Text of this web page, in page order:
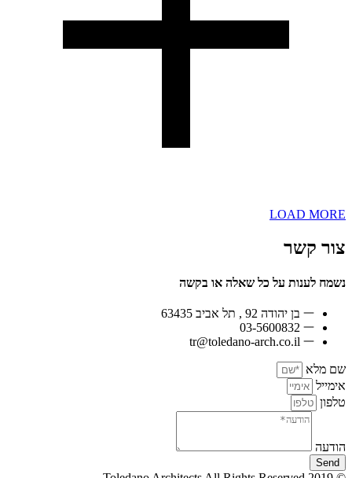
LOAD MORE
צור קשר
נשמח לענות על כל שאלה או בקשה
בן יהודה 92 , תל אביב 63435
03-5600832
tr@toledano-arch.co.il
שם מלא
אימייל
טלפון
הודעה
Send